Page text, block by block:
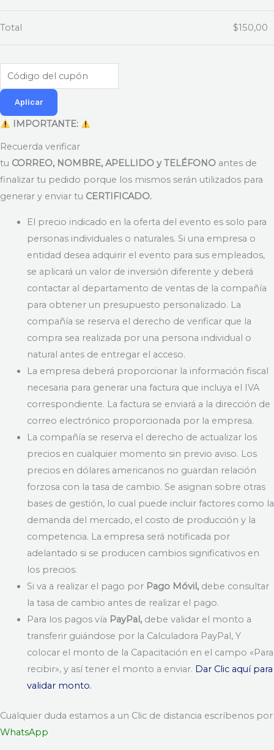
Total $150,00
Aplicar
IMPORTANTE:
Recuerda verificar
tu CORREO, NOMBRE, APELLIDO y TELÉFONO antes de
finalizar tu pedido porque los mismos serán utilizados para
generar y enviar tu CERTIFICADO.
El precio indicado en la oferta del evento es solo para
personas individuales o naturales. Si una empresa o
entidad desea adquirir el evento para sus empleados,
se aplicará un valor de inversión diferente y deberá
contactar al departamento de ventas de la compañía
para obtener un presupuesto personalizado. La
compañía se reserva el derecho de verificar que la
compra sea realizada por una persona individual o
natural antes de entregar el acceso.
La empresa deberá proporcionar la información fiscal
necesaria para generar una factura que incluya el IVA
correspondiente. La factura se enviará a la dirección de
correo electrónico proporcionada por la empresa.
La compañía se reserva el derecho de actualizar los
precios en cualquier momento sin previo aviso. Los
precios en dólares americanos no guardan relación
forzosa con la tasa de cambio. Se asignan sobre otras
bases de gestión, lo cual puede incluir factores como la
demanda del mercado, el costo de producción y la
competencia. La empresa será notificada por
adelantado si se producen cambios significativos en
los precios.
Si va a realizar el pago por Pago Móvil,debe consultar
la tasa de cambio antes de realizar el pago.
Para los pagos vía PayPal,debe validar el monto a
transferir guiándose por la Calculadora PayPal, Y
colocar el monto de la Capacitación en el campo «Para
recibir», y así tener el monto a enviar. Dar Clic aquí para
validar monto.
Cualquier duda estamos a un Clic de distancia escríbenos por
WhatsApp